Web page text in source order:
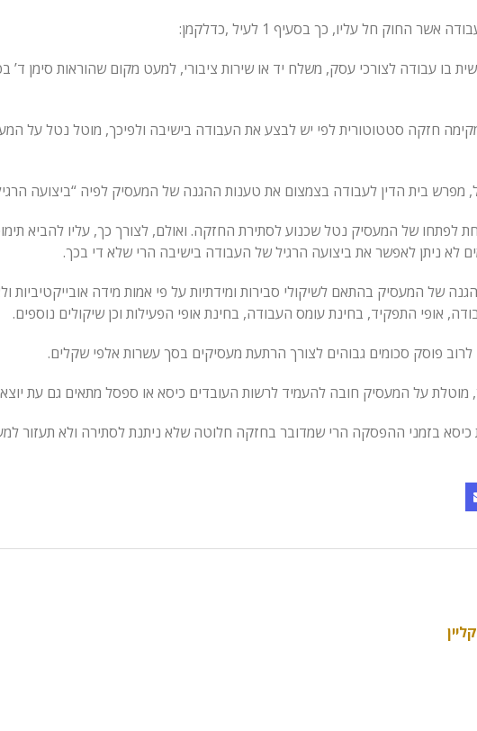
החוק חל עליו, כך בסעיף 1 לעיל ,כדלקמן:
בו עבודה לצורכי עסק, משלח יד או שירות ציבורי, למעט מקום שהוראות סימן
חזקה סטטוטורית לפי יש לבצע את העבודה בישיבה ולפיכך, מוטל נטל על
מפרש בית הדין לעבודה בצמצום את טענות ההגנה של המעסיק לפיה “ביצועה
לפתחו של המעסיק נטל שכנוע לסתירת החזקה. ואולם, לצורך כך, עליו להביא
לא ניתן לאפשר את ביצועה הרגיל של העבודה בישיבה הרי שלא די בכך.
של המעסיק בהתאם לשיקולי סבירות ומידתיות על פי אמות מידה
אופי התפקיד, בחינת עומס העבודה, בחינת אופי הפעילות וכן שיקולים נוספים.
לרוב פוסק סכומים גבוהים לצורך הרתעת מעסיקים בסך עשרות אלפי שקלים.
מוטלת על המעסיק חובה להעמיד לרשות העובדים כיסא או ספסל מתאים גם עת
כיסא בזמני ההפסקה הרי שמדובר בחזקה חלוטה שלא ניתנת לסתירה ולא תעזור